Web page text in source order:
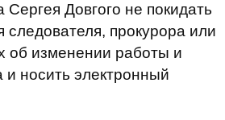
Сергея Довгого не покидать
следователя, прокурора или
об изменении работы и
и носить электронный